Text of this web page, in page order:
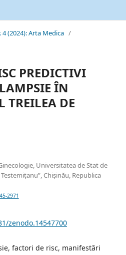
4 (2024): Arta Medica /
PREDICTIVI
ÎN
TREILEA DE
Universitatea de Stat de
Chișinău, Republica
2971
zenodo.14547700
factori de risc, manifestări